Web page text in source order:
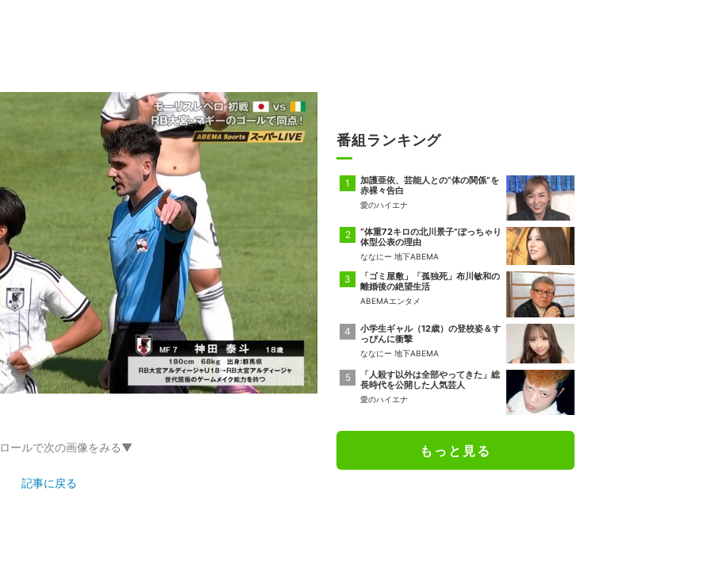
ールで次の画像をみる▼
記事に戻る
番組ランキング
加護亜依、芸能人との“体の関係”を
赤裸々告白
愛のハイエナ
“体重72キロの北川景子”ぽっちゃり
体型公表の理由
ななにー 地下ABEMA
「ゴミ屋敷」「孤独死」布川敏和の
離婚後の絶望生活
ABEMAエンタメ
小学生ギャル（12歳）の登校姿＆す
っぴんに衝撃
ななにー 地下ABEMA
「人殺す以外は全部やってきた」総
長時代を公開した人気芸人
愛のハイエナ
もっと見る